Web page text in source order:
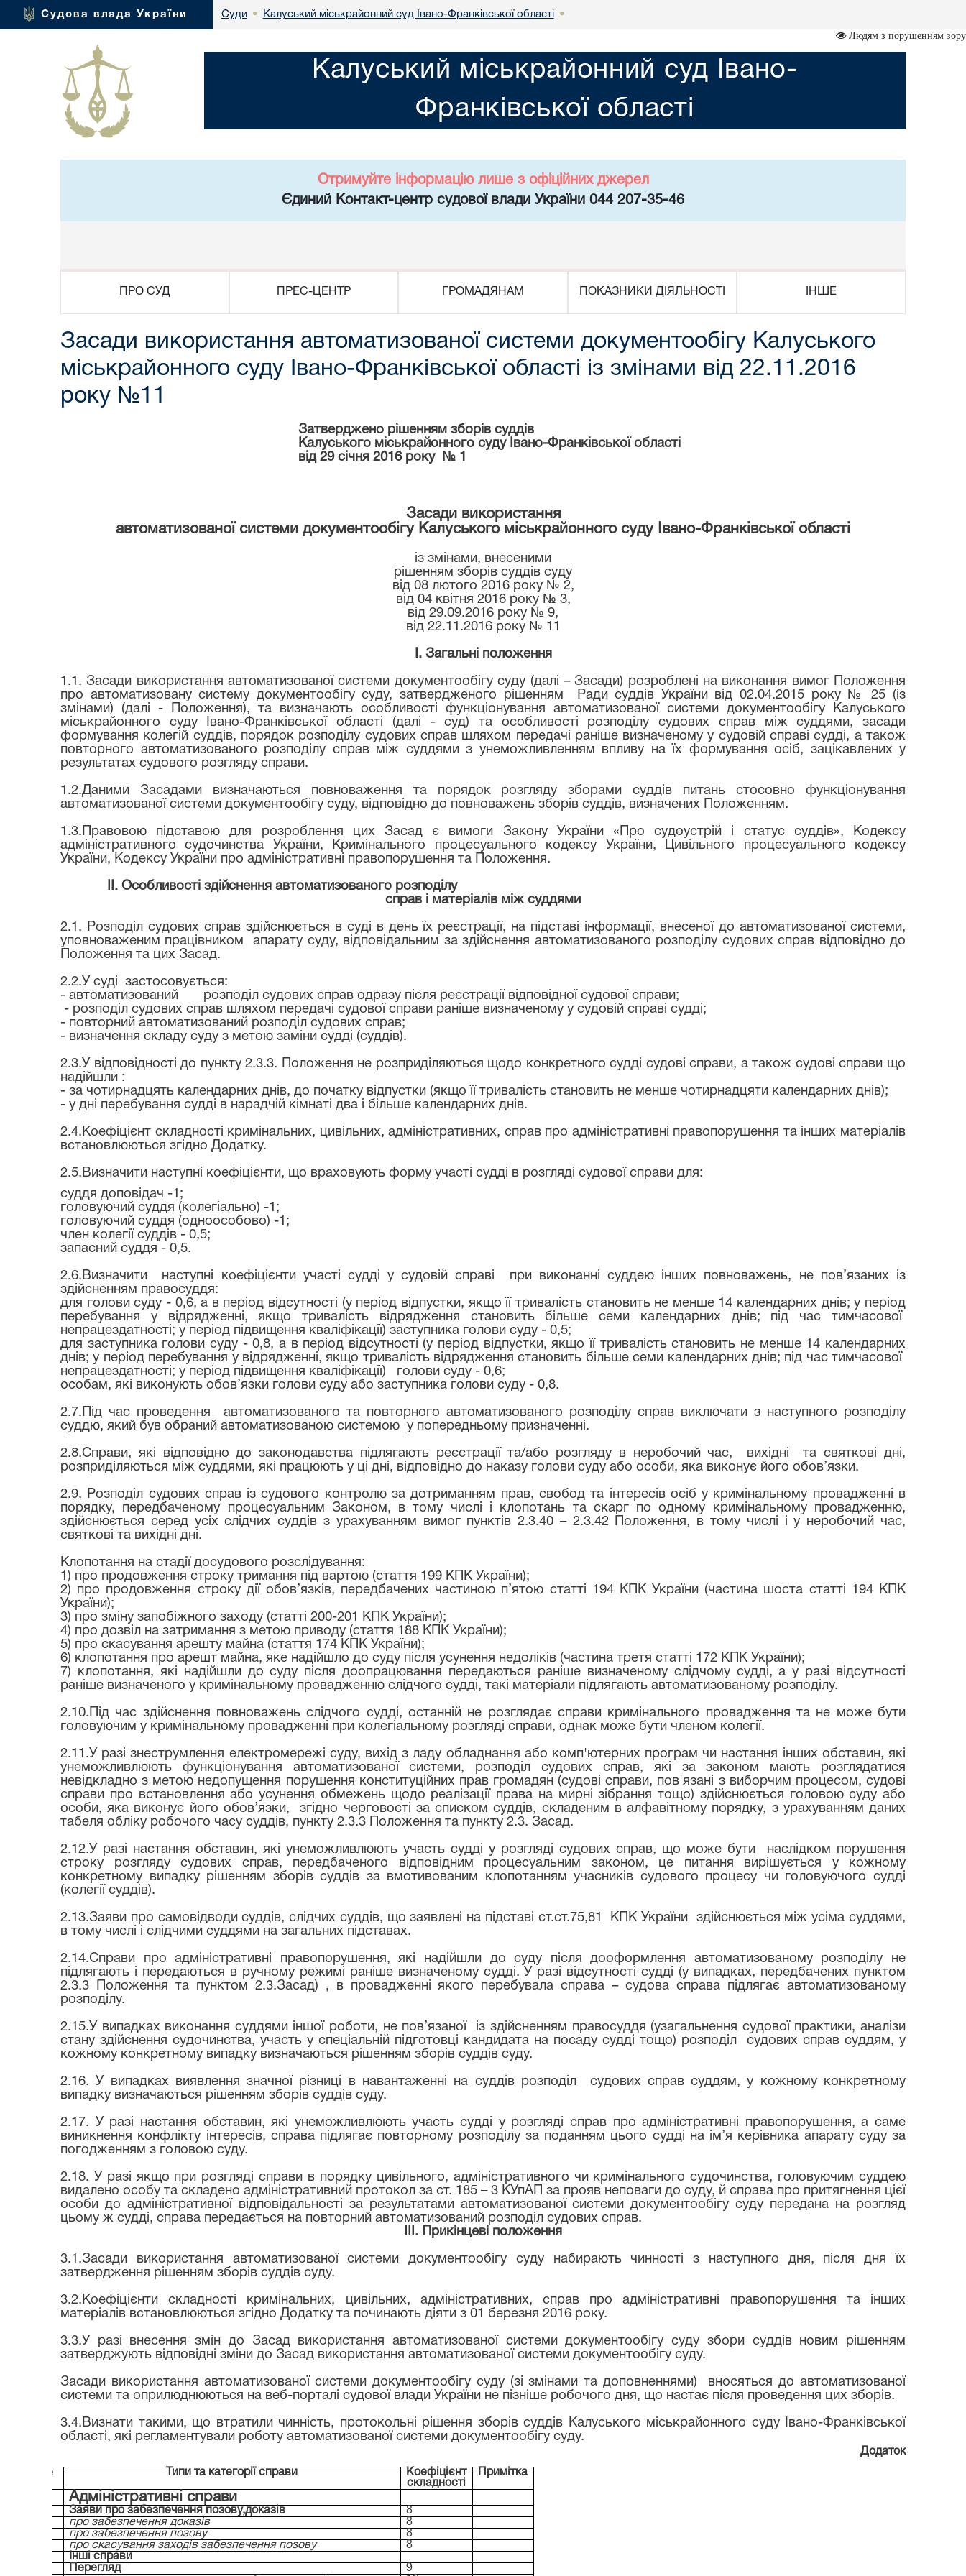
Судова влада України Суди • Калуський міськрайонний суд Івано-Франківської області •
Людям з порушенням зору
Калуський міськрайонний суд Івано-
Франківської області
Отримуйте інформацію лише з офіційних джерел
Єдиний Контакт-центр судової влади України 044 207-35-46
ПРО СУД ПРЕС-ЦЕНТР ГРОМАДЯНАМ ПОКАЗНИКИ ДІЯЛЬНОСТІ ІНШЕ
Засади використання автоматизованої системи документообігу Калуського
міськрайонного суду Івано-Франківської області із змінами від 22.11.2016
року №11
Затверджено рішенням зборів суддів
Калуського міськрайонного суду Івано-Франківської області
від 29 січня 2016 року
№ 1
Засади використання
автоматизованої системи документообігу Калуського міськрайонного суду Івано-Франківської області
із змінами, внесеними
рішенням зборів суддів суду
від 08 лютого 2016 року № 2,
від 04 квітня 2016 року № 3,
від 29.09.2016 року № 9,
від 22.11.2016 року № 11
. Загальні положення
1.1. Засади використання автоматизованої системи документообігу суду (далі – Засади) розроблені на виконання вимог Положення
про автоматизовану систему документообігу суду, затвердженого рішенням
Ради суддів України від 02.04.2015 року № 25 (із
змінами) (далі - Положення), та визначають особливості функціонування автоматизованої системи документообігу Калуського
міськрайонного суду Івано-Франківської області (далі - суд) та особливості розподілу судових справ між суддями, засади
формування колегій суддів, порядок розподілу судових справ шляхом передачі раніше визначеному у судовій справі судді, а також
повторного автоматизованого розподілу справ між суддями з унеможливленням впливу на їх формування осіб, зацікавлених у
результатах судового розгляду справи.
1.2.Даними Засадами визначаються повноваження та порядок розгляду зборами суддів питань стосовно функціонування
автоматизованої системи документообігу суду, відповідно до повноважень зборів суддів, визначених Положенням.
1.3.Правовою підставою для розроблення цих Засад є вимоги Закону України «Про судоустрій і статус суддів», Кодексу
адміністративного судочинства України, Кримінального процесуального кодексу України, Цивільного процесуального кодексу
України, Кодексу України про адміністративні правопорушення та Положення.
ІІ. Особливості здійснення автоматизованого розподілу
справ і матеріалів між суддями
2.1. Розподіл судових справ здійснюється в суді в день їх реєстрації, на підставі інформації, внесеної до автоматизованої системи,
уповноваженим працівником
апарату суду, відповідальним за здійснення автоматизованого розподілу судових справ відповідно до
Положення та цих Засад.
2.2.У суді
застосовується:
- автоматизований
розподіл судових справ одразу після реєстрації відповідної судової справи;
- розподіл судових справ шляхом передачі судової справи раніше визначеному у судовій справі судді;
- повторний автоматизований розподіл судових справ;
- визначення складу суду з метою заміни судді (суддів).
2.3.У відповідності до пункту 2.3.3. Положення не розприділяються щодо конкретного судді судові справи, а також судові справи що
надійшли :
- за чотирнадцять календарних днів, до початку відпустки (якщо її тривалість становить не менше чотирнадцяти календарних днів);
- у дні перебування судді в нарадчій кімнаті два і більше календарних днів.
2.4.Коефіцієнт складності кримінальних, цивільних, адміністративних, справ про адміністративні правопорушення та інших матеріалів
встановлюються згідно Додатку.
2.5.Визначити наступні коефіцієнти, що враховують форму участі судді в розгляді судової справи для:
суддя доповідач -1;
головуючий суддя (колегіально) -1;
головуючий суддя (одноособово) -1;
член колегії суддів - 0,5;
запасний суддя - 0,5.
2.6.Визначити наступні коефіцієнти участі судді у судовій справі
при виконанні суддею інших повноважень, не пов’язаних із
здійсненням правосуддя:
для голови суду - 0,6, а в період відсутності (у період відпустки, якщо її тривалість становить не менше 14 календарних днів; у період
перебування у відрядженні, якщо тривалість відрядження становить більше семи календарних днів; під час тимчасової
непрацездатності; у період підвищення кваліфікації) заступника голови суду - 0,5;
для заступника голови суду - 0,8, а в період відсутності (у період відпустки, якщо її тривалість становить не менше 14 календарних
днів; у період перебування у відрядженні, якщо тривалість відрядження становить більше семи календарних днів; під час тимчасової
непрацездатності; у період підвищення кваліфікації)
голови суду - 0,6;
особам, які виконують обов’язки голови суду або заступника голови суду - 0,8.
2.7.Під час проведення
автоматизованого та повторного автоматизованого розподілу справ виключати з наступного розподілу
суддю, який був обраний автоматизованою системою у попередньому призначенні.
2.8.Справи, які відповідно до законодавства підлягають реєстрації та/або розгляду в неробочий час, вихідні
та святкові дні,
розприділяються між суддями, які працюють у ці дні, відповідно до наказу голови суду або особи, яка виконує його обов’язки.
2.9.
Розподіл судових справ із судового контролю за дотриманням прав, свобод та інтересів осіб у кримінальному провадженні в
порядку, передбаченому процесуальним Законом, в тому числі і клопотань та скарг по одному кримінальному провадженню,
здійснюється серед усіх слідчих суддів з урахуванням вимог пунктів 2.3.40 – 2.3.42 Положення, в тому числі і у неробочий час,
святкові та вихідні дні.
Клопотання на стадії досудового розслідування:
1) про продовження строку тримання під вартою (стаття 199 КПК України);
2) про продовження строку дії обов’язків, передбачених частиною п’ятою статті 194 КПК України (частина шоста статті 194 КПК
України);
3) про зміну запобіжного заходу (статті 200-201 КПК України);
4) про дозвіл на затримання з метою приводу (стаття 188 КПК України);
5) про скасування арешту майна (стаття 174 КПК України);
6) клопотання про арешт майна, яке надійшло до суду після усунення недоліків (частина третя статті 172 КПК України);
7) клопотання, які надійшли до суду після доопрацювання передаються раніше визначеному слідчому судді, а у разі відсутності
раніше визначеного у кримінальному провадженню слідчого судді, такі матеріали підлягають автоматизованому розподілу.
2.10.Під час здійснення повноважень слідчого судді, останній не розглядає справи кримінального провадження та не може бути
головуючим у кримінальному провадженні при колегіальному розгляді справи, однак може бути членом колегії.
2.11.У разі знеструмлення електромережі суду, вихід з ладу обладнання або комп'ютерних програм чи настання інших обставин, які
унеможливлюють функціонування автоматизованої системи, розподіл судових справ, які за законом мають розглядатися
невідкладно з метою недопущення порушення конституційних прав громадян (судові справи, пов'язані з виборчим процесом, судові
справи про встановлення або усунення обмежень щодо реалізації права на мирні зібрання тощо) здійснюється головою суду або
особи, яка виконує його обов’язки,
згідно черговості за списком суддів, складеним в алфавітному порядку, з урахуванням даних
табеля обліку робочого часу суддів, пункту 2.3.3 Положення та пункту 2.3. Засад.
2.12.У разі настання обставин, які унеможливлюють участь судді у розгляді судових справ, що може бути
наслідком порушення
строку розгляду судових справ, передбаченого відповідним процесуальним законом, це питання вирішується у кожному
конкретному випадку рішенням зборів суддів за вмотивованим клопотанням учасників судового процесу чи головуючого судді
(колегії суддів).
2.13.Заяви про самовідводи суддів, слідчих суддів, що заявлені на підставі ст.ст.75,81 КПК України
здійснюється між усіма суддями,
в тому числі і слідчими суддями на загальних підставах.
2.14.Справи про адміністративні правопорушення, які надійшли до суду після дооформлення автоматизованому розподілу не
підлягають і передаються в ручному режимі раніше визначеному судді. У разі відсутності судді (у випадках, передбачених пунктом
2.3.3 Положення та пунктом 2.3.Засад) , в провадженні якого перебувала справа – судова справа підлягає автоматизованому
розподілу.
2.15.У випадках виконання суддями іншої роботи, не пов’язаної
із здійсненням правосуддя (узагальнення судової практики, аналізи
стану здійснення судочинства, участь у спеціальній підготовці кандидата на посаду судді тощо) розподіл
судових справ суддям, у
кожному конкретному випадку визначаються рішенням зборів суддів суду.
2.16. У випадках виявлення значної різниці в навантаженні на суддів розподіл
судових справ суддям, у кожному конкретному
випадку визначаються рішенням зборів суддів суду.
2.17. У разі настання обставин, які унеможливлюють участь судді у розгляді справ про адміністративні правопорушення, а саме
виникнення конфлікту інтересів, справа підлягає повторному розподілу за поданням цього судді на ім’я керівника апарату суду за
погодженням з головою суду.
2.18. У разі якщо при розгляді справи в порядку цивільного, адміністративного чи кримінального судочинства, головуючим суддею
видалено особу та складено адміністративний протокол за ст. 185 – 3 КУпАП за прояв неповаги до суду, й справа про притягнення цієї
особи до адміністративної відповідальності за результатами автоматизованої системи документообігу суду передана на розгляд
цьому ж судді, справа передається на повторний автоматизований розподіл судових справ.
ІІІ. Прикінцеві положення
3.1.Засади використання автоматизованої системи документообігу суду набирають чинності з наступного дня, після дня їх
затвердження рішенням зборів суддів суду.
3.2.Коефіцієнти складності кримінальних, цивільних, адміністративних, справ про адміністративні правопорушення та інших
матеріалів встановлюються згідно Додатку та починають діяти з 01 березня 2016 року.
3.3.У разі внесення змін до Засад використання автоматизованої системи документообігу суду збори суддів новим рішенням
затверджують відповідні зміни до Засад використання автоматизованої системи документообігу суду.
Засади використання автоматизованої системи документообігу суду (зі змінами та доповненнями)
вносяться до автоматизованої
системи та оприлюднюються на веб-порталі судової влади України не пізніше робочого дня, що настає після проведення цих зборів.
3.4.Визнати такими, що втратили чинність, протокольні рішення зборів суддів Калуського міськрайонного суду Івано-Франківської
області, які регламентували роботу автоматизованої системи документообігу суду.
Додаток
№ Типи та категорії справи
Коефіцієнт
складності
Примітка
Адміністративні справи
Заяви про забезпечення позову,доказів
8
про забезпечення доказів
8
про забезпечення позову
8
про скасування заходів забезпечення позову
8
Інші справи
Перегляд
9